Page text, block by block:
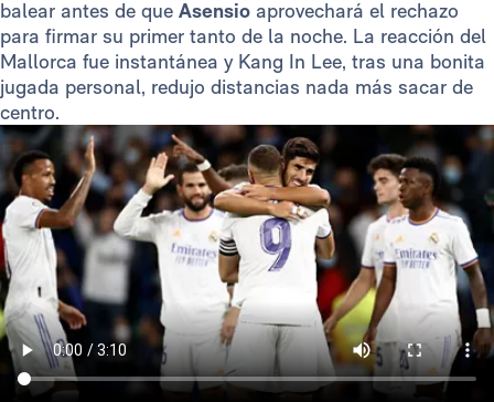
balear antes de que Asensio aprovechará el rechazo
para firmar su primer tanto de la noche. La reacción del
Mallorca fue instantánea y Kang In Lee, tras una bonita
jugada personal, redujo distancias nada más sacar de
centro.